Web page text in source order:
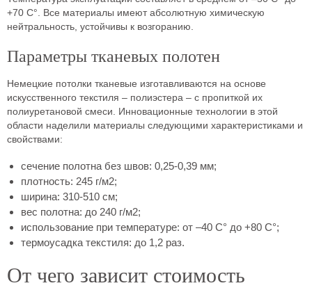
+70 С°. Все материалы имеют абсолютную химическую
нейтральность, устойчивы к возгоранию.
Параметры тканевых полотен
Немецкие потолки тканевые изготавливаются на основе
искусственного текстиля – полиэстера – с пропиткой их
полиуретановой смеси. Инновационные технологии в этой
области наделили материалы следующими характеристиками и
свойствами:
сечение полотна без швов: 0,25-0,39 мм;
плотность: 245 г/м2;
ширина: 310-510 см;
вес полотна: до 240 г/м2;
использование при температуре: от –40 С° до +80 С°;
термоусадка текстиля: до 1,2 раз.
От чего зависит стоимость